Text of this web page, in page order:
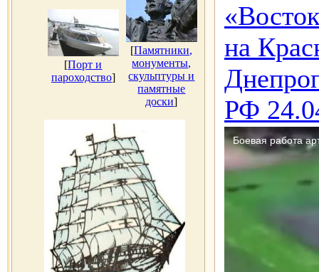
[Порт и
пароходство]
[Памятники,
монументы,
скульптуры и
памятные
доски]
на
РФ